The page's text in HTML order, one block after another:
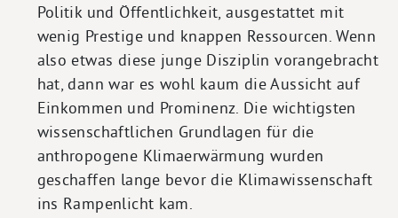
Politik und Öffentlichkeit, ausgestattet mit
wenig Prestige und knappen Ressourcen. Wenn
also etwas diese junge Disziplin vorangebracht
hat, dann war es wohl kaum die Aussicht auf
Einkommen und Prominenz. Die wichtigsten
wissenschaftlichen Grundlagen für die
anthropogene Klimaerwärmung wurden
geschaffen lange bevor die Klimawissenschaft
ins Rampenlicht kam.